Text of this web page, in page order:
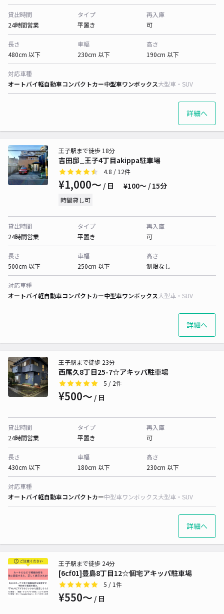
貸出時間
24時間営業
タイプ
平置き
再入庫
可
長さ
480cm 以下
車幅
230cm 以下
高さ
190cm 以下
対応車種
オートバイ軽自動車コンパクトカー中型車ワンボックス大型車・SUV
詳細へ
吉田邸_王子4丁目akippa駐車場
王子駅まで徒歩 18分
4.8 / 12件
¥1,000〜 / 日 ¥100〜 / 15分
時間貸し可
貸出時間
24時間営業
タイプ
平置き
再入庫
可
長さ
500cm 以下
車幅
250cm 以下
高さ
制限なし
対応車種
オートバイ軽自動車コンパクトカー中型車ワンボックス大型車・SUV
詳細へ
西尾久8丁目25-7☆アキッパ駐車場
王子駅まで徒歩 23分
5 / 2件
¥500〜 / 日
貸出時間
24時間営業
タイプ
平置き
再入庫
可
長さ
430cm 以下
車幅
180cm 以下
高さ
230cm 以下
対応車種
オートバイ軽自動車コンパクトカー中型車ワンボックス大型車・SUV
詳細へ
[6cf01]豊島8丁目12☆個宅アキッパ駐車場
王子駅まで徒歩 24分
5 / 1件
¥550〜 / 日